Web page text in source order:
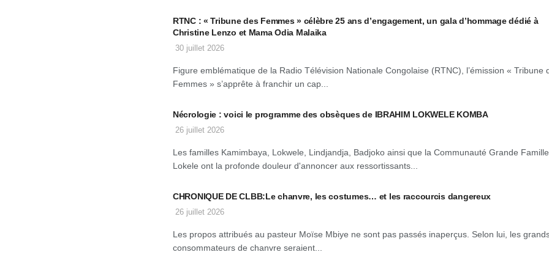
RTNC : « Tribune des Femmes » célèbre 25 ans d’engagement, un gala d’hommage dédié à
Christine Lenzo et Mama Odia Malaika
30 juillet 2026
Figure emblématique de la Radio Télévision Nationale Congolaise (RTNC), l’émission « Tribune
Femmes » s’apprête à franchir un cap...
Nécrologie : voici le programme des obsèques de IBRAHIM LOKWELE KOMBA
26 juillet 2026
Les familles Kamimbaya, Lokwele, Lindjandja, Badjoko ainsi que la Communauté Grande Famille
Lokele ont la profonde douleur d'annoncer aux ressortissants...
CHRONIQUE DE CLBB:Le chanvre, les costumes… et les raccourcis dangereux
26 juillet 2026
Les propos attribués au pasteur Moïse Mbiye ne sont pas passés inaperçus. Selon lui, les
consommateurs de chanvre seraient...